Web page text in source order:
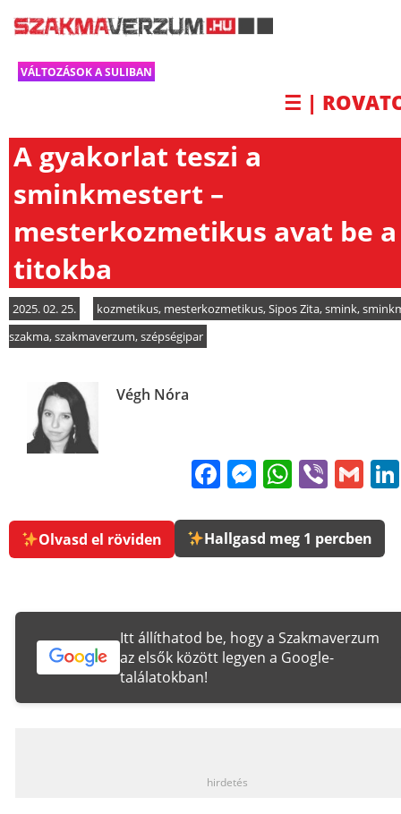
VÁLTOZÁSOK A SULIBAN
☰ |
A gyakorlat teszi a
sminkmestert –
mesterkozmetikus avat be a
titokba
2025. 02. 25. kozmetikus, mesterkozmetikus,Sipos Zita,smink,
szakma,szakmaverzum,szépségipar
Végh Nóra
FacebookViber
Olvasd el röviden Hallgasd meg 1 percben
Itt állíthatod be, hogy a Szakmaverzum
az elsők között legyen a Google-
találatokban!
hirdetés